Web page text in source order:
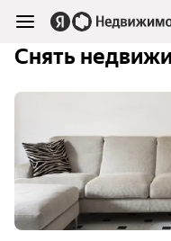
Снять